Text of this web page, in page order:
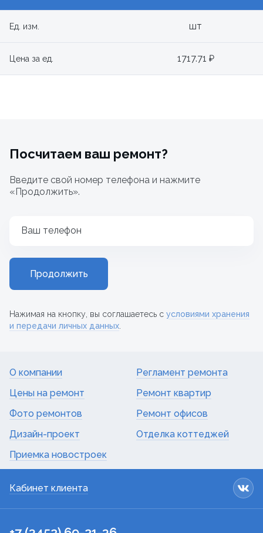
Ед. изм. шт
Цена за ед. 1717.71 ₽
Посчитаем ваш ремонт?
Введите свой номер телефона и нажмите
«Продолжить».
Ваш телефон
Продолжить
Нажимая на кнопку, вы соглашаетесь с условиями хранения
и передачи личных данных.
О компании
Цены на ремонт
Фото ремонтов
Дизайн-проект
Приемка новостроек
Регламент ремонта
Ремонт квартир
Ремонт офисов
Отделка коттеджей
Кабинет клиента